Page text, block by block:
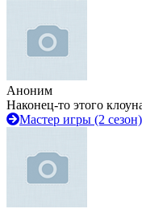
Аноним
Наконец-то этого
Мастер игры (2 сезон)